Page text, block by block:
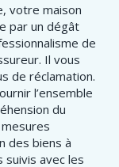
votre maison
par un dégât
de
Il vous
de réclamation.
l’ensemble
du
des biens à
avec les